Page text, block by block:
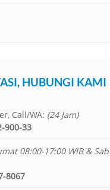
HUBUNGI KAMI
Call/WA: (24 Jam)
900-33
08:00-17:00 WIB &
8067